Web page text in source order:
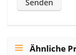
Ähnliche